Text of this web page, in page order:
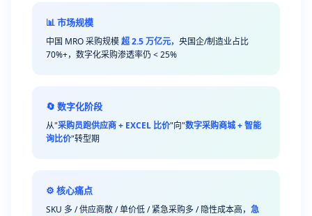
📊 市场规模
中国 MRO 采购规模超 2.5 万亿元，央国企/制造业占比
70%+，数字化采购渗透率仍 < 25%
🔄 数字化阶段
从"采购员跑供应商 + EXCEL 比价"向"数字采购商城 + 智能
询比价"转型期
⚙️ 核心痛点
SKU 多 / 供应商散 / 单价低 / 紧急采购多 / 隐性成本高， 急